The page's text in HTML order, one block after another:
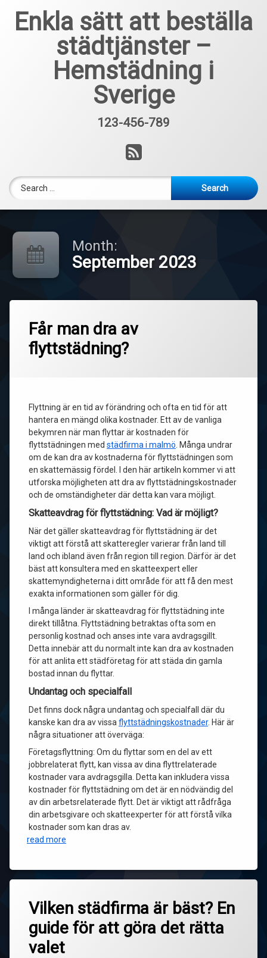
contentEnkla sätt att beställa
städtjänster –
Hemstädning i
Sverige
123-456-789
RSS
Search for:
Month:
September 2023
Får man dra av
flyttstädning?
Flyttning är en tid av förändring och ofta en tid för att
hantera en mängd olika kostnader. Ett av de vanliga
bekymren när man flyttar är kostnaden för
flyttstädningen med städfirma i malmö . Många undrar
om de kan dra av kostnaderna för flyttstädningen som
en skattemässig fördel. I den här artikeln kommer vi att
utforska möjligheten att dra av flyttstädningskostnader
och de omständigheter där detta kan vara möjligt.
Skatteavdrag för flyttstädning: Vad är möjligt?
När det gäller skatteavdrag för flyttstädning är det
viktigt att förstå att skatteregler varierar från land till
land och ibland även från region till region. Därför är det
bäst att konsultera med en skatteexpert eller
skattemyndigheterna i ditt område för att få den mest
exakta informationen som gäller för dig.
I många länder är skatteavdrag för flyttstädning inte
direkt tillåtna. Flyttstädning betraktas ofta som en
personlig kostnad och anses inte vara avdragsgillt.
Detta innebär att du normalt inte kan dra av kostnaden
för att anlita ett städföretag för att städa din gamla
bostad innan du flyttar.
Undantag och specialfall
Det finns dock några undantag och specialfall där du
kanske kan dra av vissa flyttstädningskostnader. Här är
några situationer att överväga:
Företagsflyttning: Om du flyttar som en del av ett
jobbrelaterat flytt, kan vissa av dina flyttrelaterade
kostnader vara avdragsgilla. Detta kan inkludera vissa
kostnader för flyttstädning om det är en nödvändig del
av din arbetsrelaterade flytt. Det är viktigt att rådfråga
din arbetsgivare och skatteexperter för att förstå vilka
kostnader som kan dras av.
read more
Vilken städfirma är bäst? En
guide för att göra det rätta
valet